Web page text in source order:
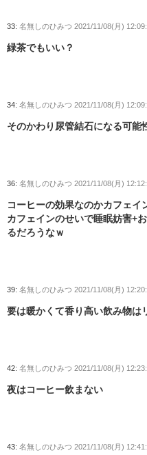
33: 名無しのひみつ 2021/11/08(月)
緑茶でもいい？
34: 名無しのひみつ 2021/11/08(月)
そのかわり尿管結石になる可能
36: 名無しのひみつ 2021/11/08(月)
コーヒーの効果なのかカフェイ
カフェインのせいで睡眠妨害+
るだろうなｗ
39: 名無しのひみつ 2021/11/08(月)
要は暖かくて香り高い飲み物は
42: 名無しのひみつ 2021/11/08(月)
夜はコーヒー飲まない
43: 名無しのひみつ 2021/11/08(月)